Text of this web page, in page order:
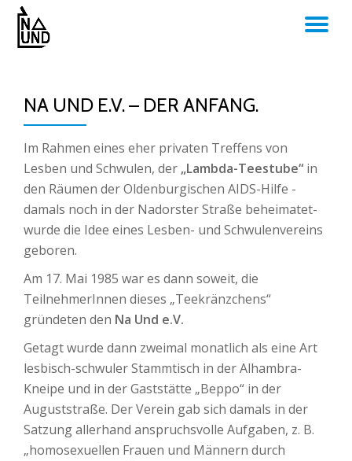
NA UND E.V. – DER ANFANG.
Im Rahmen eines eher privaten Treffens von
Lesben und Schwulen, der „Lambda-Teestube“ in
den Räumen der Oldenburgischen AIDS-Hilfe -
damals noch in der Nadorster Straße beheimatet-
wurde die Idee eines Lesben- und Schwulenvereins
geboren.
Am 17. Mai 1985 war es dann soweit, die
TeilnehmerInnen dieses „Teekränzchens“
gründeten den Na Und e.V.
Getagt wurde dann zweimal monatlich als eine Art
lesbisch-schwuler Stammtisch in der Alhambra-
Kneipe und in der Gaststätte „Beppo“ in der
Auguststraße. Der Verein gab sich damals in der
Satzung allerhand anspruchsvolle Aufgaben, z. B.
„homosexuellen Frauen und Männern durch